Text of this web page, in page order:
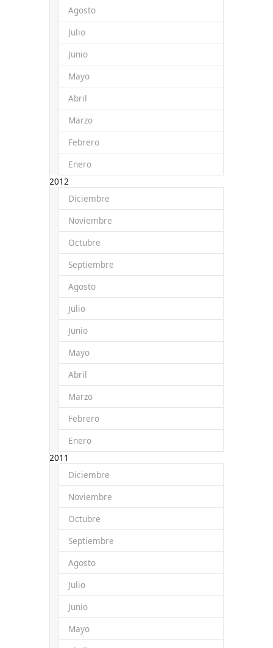
Agosto
Julio
Junio
Mayo
Abril
Marzo
Febrero
Enero
2012
Diciembre
Noviembre
Octubre
Septiembre
Agosto
Julio
Junio
Mayo
Abril
Marzo
Febrero
Enero
2011
Diciembre
Noviembre
Octubre
Septiembre
Agosto
Julio
Junio
Mayo